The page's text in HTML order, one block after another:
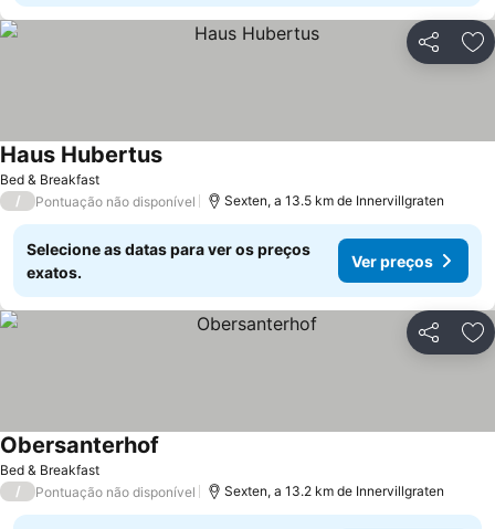
Partilhar
Bed & Breakfast
Haus Hubertus
/ Pontuação não disponível Sexten, a 13.5 km de Innervillgraten
Selecione as datas para ver os preços
exatos.
Ver preços
Partilhar
Bed & Breakfast
Obersanterhof
/ Pontuação não disponível Sexten, a 13.2 km de Innervillgraten